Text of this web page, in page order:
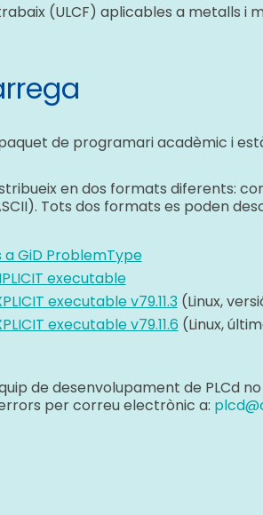
(ULCF) aplicables a metalls i
paquet de programari acadèmic i
en dos formats diferents:
Tots dos formats es poden
a GiD ProblemType
executable
executable v79.11.3(Linux,
executable v79.11.6 (Linux,
de desenvolupament de PLCd
per correu electrònic a: